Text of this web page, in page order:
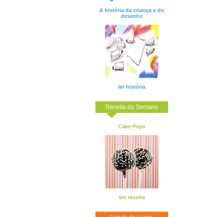
A história da criança e do
desenho
ler história
Receita da Semana
Cake Pops
ver receita